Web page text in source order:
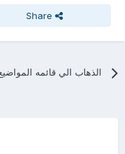
Share
الذهاب الي قائمه المواضيع